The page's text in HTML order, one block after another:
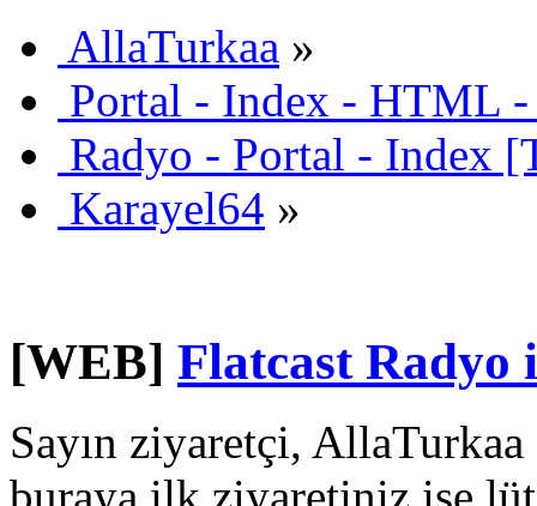
AllaTurkaa »
Portal - Index - HTML
Radyo - Portal - Index
Karayel64 »
[WEB] Flatcast Radyo
Sayın ziyaretçi,
buraya ilk ziyaretiniz ise